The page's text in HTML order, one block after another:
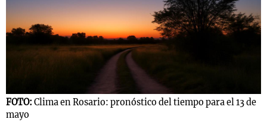
FOTO: Clima en Rosario: pronóstico del tiempo para el 13 de
mayo